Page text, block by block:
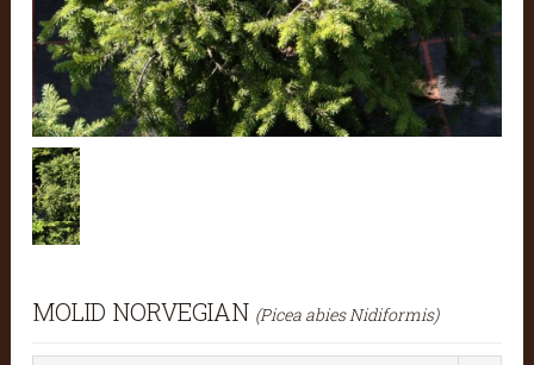
MOLID NORVEGIAN (Picea abies Nidiformis)